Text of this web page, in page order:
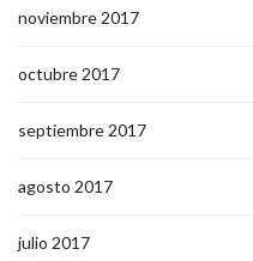
noviembre 2017
octubre 2017
septiembre 2017
agosto 2017
julio 2017